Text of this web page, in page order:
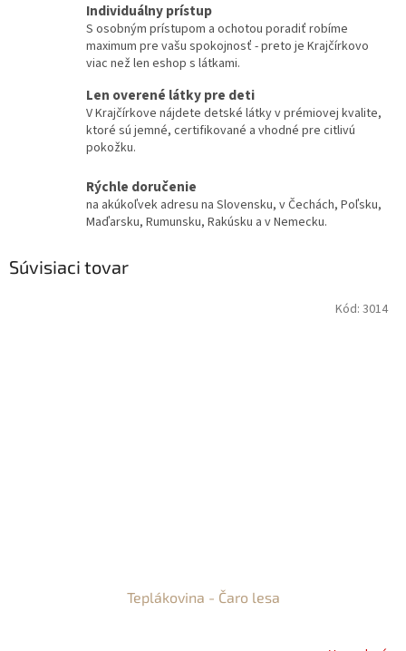
Individuálny prístup
S osobným prístupom a ochotou poradiť robíme
maximum pre vašu spokojnosť - preto je Krajčírkovo
viac než len eshop s látkami.
Len overené látky pre deti
V Krajčírkove nájdete detské látky v prémiovej kvalite,
ktoré sú jemné, certifikované a vhodné pre citlivú
pokožku.
Rýchle doručenie
na akúkoľvek adresu na Slovensku, v Čechách, Poľsku,
Maďarsku, Rumunsku, Rakúsku a v Nemecku.
Súvisiaci tovar
Teplákovina - Čaro lesa
Kód: 3014